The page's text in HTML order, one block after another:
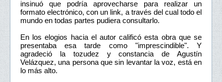
insinuó que podría aprovecharse para realizar un
formato electrónico, con un link, a través del cual todo el
mundo en todas partes pudiera consultarlo.
En los elogios hacia el autor calificó esta obra que se
presentaba esa tarde como "imprescindible". Y
agradeció la tozudez y constancia de Agustín
Velázquez, una persona que sin levantar la voz, está en
lo más alto.